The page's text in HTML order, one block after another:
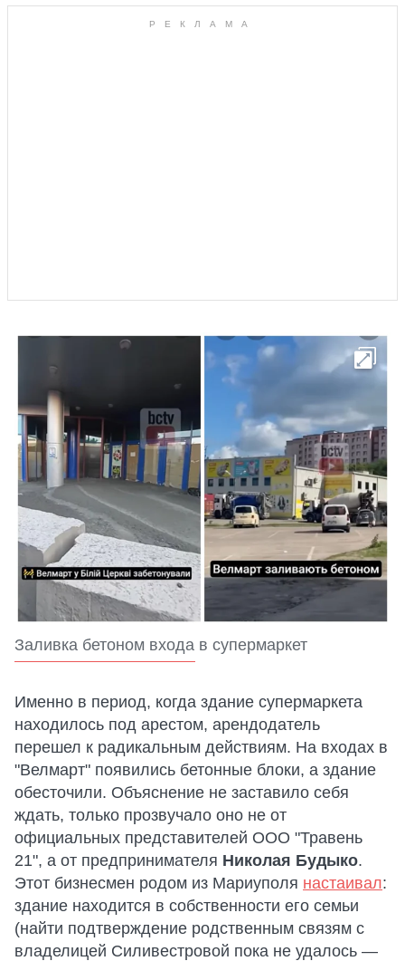
Заливка бетоном входа в супермаркет
Именно в период, когда здание супермаркета
находилось под арестом, арендодатель
перешел к радикальным действиям. На входах в
"Велмарт" появились бетонные блоки, а здание
обесточили. Объяснение не заставило себя
ждать, только прозвучало оно не от
официальных представителей ООО "Травень
21", а от предпринимателя Николая Будыко.
Этот бизнесмен родом из Мариуполя настаивал:
здание находится в собственности его семьи
(найти подтверждение родственным связям с
владелицей Силивестровой пока не удалось —